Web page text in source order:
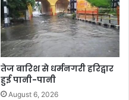
तेज बारिश से धर्मनगरी हरिद्वार
हुई पानी-पानी
August 6, 2026